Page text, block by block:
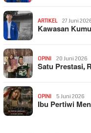
ARTIKEL 27 Juni
Kawasan
OPINI 20 Juni 2026
Satu Prestasi,
OPINI 5 Juni 2026
Ibu Pertiwi